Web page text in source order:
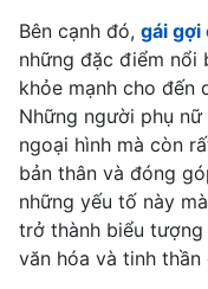
Bên cạnh đó, gái gợi
những đặc điểm nổi
khỏe mạnh cho đến
Những người phụ
ngoại hình mà còn
bản thân và đóng
những yếu tố này
trở thành biểu
văn hóa và tinh thần